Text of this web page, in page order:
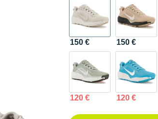
150 € 150 €
120 € 120 €